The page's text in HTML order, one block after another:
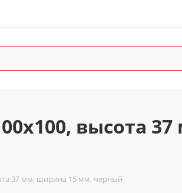
высота
37 мм, ширина 15 мм, черный